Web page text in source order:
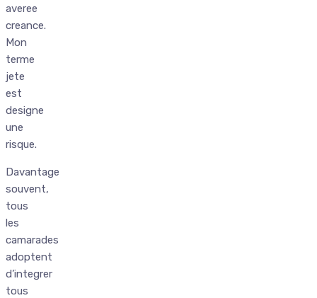
averee
creance.
Mon
terme
jete
est
designe
une
risque.
Davantage
souvent,
tous
les
camarades
adoptent
d’integrer
tous